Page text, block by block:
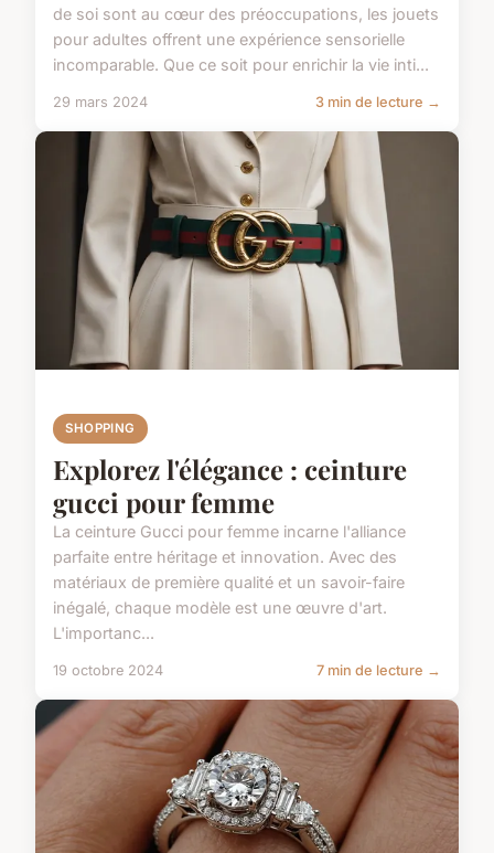
de soi sont au cœur des préoccupations, les jouets
pour adultes offrent une expérience sensorielle
incomparable. Que ce soit pour enrichir la vie inti...
29 mars 2024 3 min de lecture →
SHOPPING
Explorez l'élégance : ceinture
gucci pour femme
La ceinture Gucci pour femme incarne l'alliance
parfaite entre héritage et innovation. Avec des
matériaux de première qualité et un savoir-faire
inégalé, chaque modèle est une œuvre d'art.
L'importanc...
19 octobre 2024 7 min de lecture →